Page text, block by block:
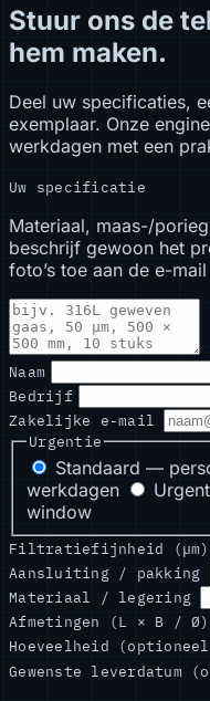
Stuur ons de
hem maken.
Deel uw specificaties,
exemplaar. Onze
werkdagen met een
Uw specificatie
Materiaal, maas-/
beschrijf gewoon het
foto’s toe aan de e-
Naam
Bedrijf
Zakelijke e-mail
Urgentie
Standaard —
werkdagen
window
Filtratiefijnheid (µm)
Aansluiting / pakking
Materiaal / legering
Afmetingen (L × B / Ø)
Hoeveelheid
Gewenste leverdatum